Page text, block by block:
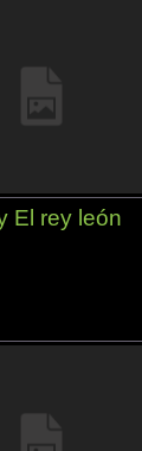
El rey león